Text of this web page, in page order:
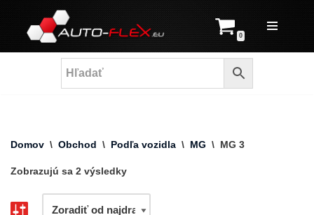
Prejsť
na
0
Domov \ Obchod \ Podľa vozidla \ MG \ MG 3
Zobrazujú sa 2 výsledky